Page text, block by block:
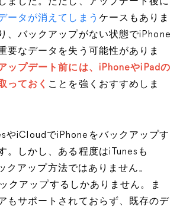
ータが消えてしまう ケースもありま
、バックアップがない状態でiPhone
要なデータを失う可能性がありま
ップデート前には、iPhoneやiPadの
っておく ことを強くおすすめしま
やiCloudでiPhoneをバックアップす
。しかし、ある程度はiTunesも
クアップ方法ではありません。
クアップするしかありません。ま
もサポートされておらず、既存のデ